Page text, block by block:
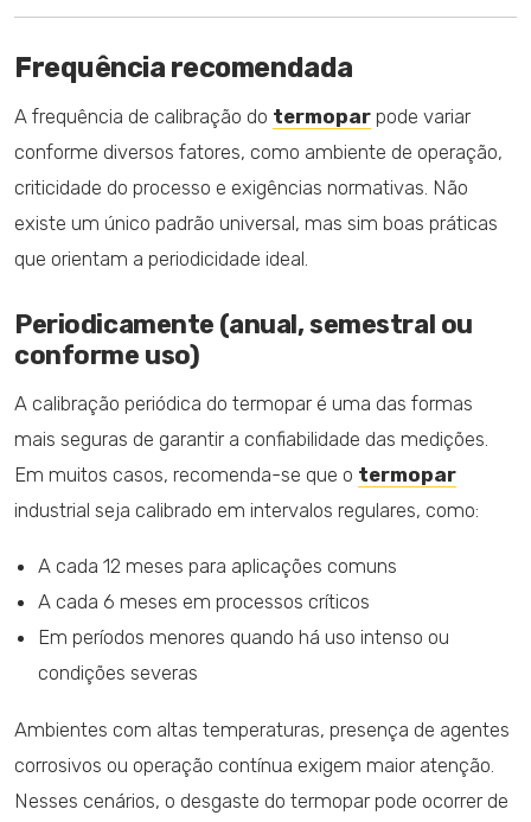
Frequência recomendada
A frequência de calibração do termopar pode variar
conforme diversos fatores, como ambiente de operação,
criticidade do processo e exigências normativas. Não
existe um único padrão universal, mas sim boas práticas
que orientam a periodicidade ideal.
Periodicamente (anual, semestral ou
conforme uso)
A calibração periódica do termopar é uma das formas
mais seguras de garantir a confiabilidade das medições.
Em muitos casos, recomenda-se que o termopar
industrial seja calibrado em intervalos regulares, como:
A cada 12 meses para aplicações comuns
A cada 6 meses em processos críticos
Em períodos menores quando há uso intenso ou
condições severas
Ambientes com altas temperaturas, presença de agentes
corrosivos ou operação contínua exigem maior atenção.
Nesses cenários, o desgaste do termopar pode ocorrer de